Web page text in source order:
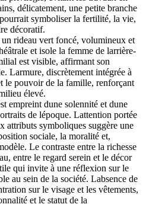
délicatement, une petite branche
symboliser la fertilité, la vie,
décoratif.
rideau vert foncé, volumineux et
et isole la femme de larrière-
est visible, affirmant son
Larmure, discrètement intégrée à
le pouvoir de la famille, renforçant
élevé.
empreint dune solennité et dune
de lépoque. Lattention portée
attributs symboliques suggère une
sociale, la moralité et,
Le contraste entre la richesse
entre le regard serein et le décor
qui invite à une réflexion sur le
au sein de la société. Labsence de
sur le visage et les vêtements,
et le statut de la